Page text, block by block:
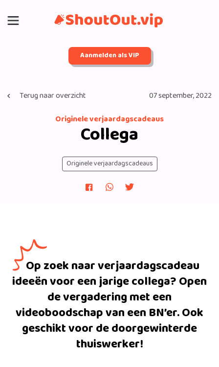
Aanmelden als VIP
Terug naar overzicht
07 september, 2022
Originele verjaardagscadeaus
Collega
Originele verjaardagscadeaus
Op zoek naar verjaardagscadeau
ideeën voor een jarige collega? Open
de vergadering met een
videoboodschap van een BN’er. Ook
geschikt voor de doorgewinterde
thuiswerker!